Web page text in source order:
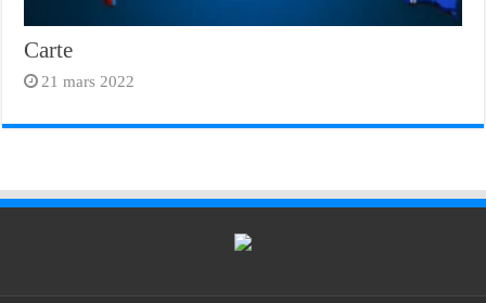
Carte
21 mars 2022